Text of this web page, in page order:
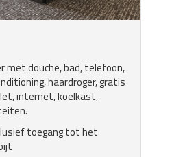
met douche, bad, telefoon,
haardroger, gratis
internet, koelkast,
toegang tot het